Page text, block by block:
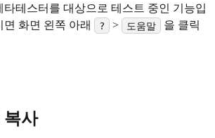
타테스터를 대상으로 테스트 중인 기능입
화면 왼쪽 아래
? > 도움말
을 클릭
복사